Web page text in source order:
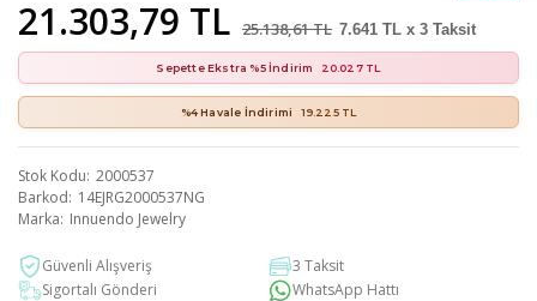
21.303,79 TL 25.138,61 TL 7.641 TL x 3 Taksit
Sepette Ekstra %5 İndirim 20.027 TL
%4 Havale İndirimi 19.225 TL
Stok Kodu 2000537
Barkod 14EJRG2000537NG
Marka Innuendo Jewelry
Güvenli Alışveriş
3 Taksit
Sigortalı Gönderi
WhatsApp Hattı